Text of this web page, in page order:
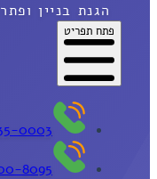
הגנת בניין
פתח תפריט
0003
8095